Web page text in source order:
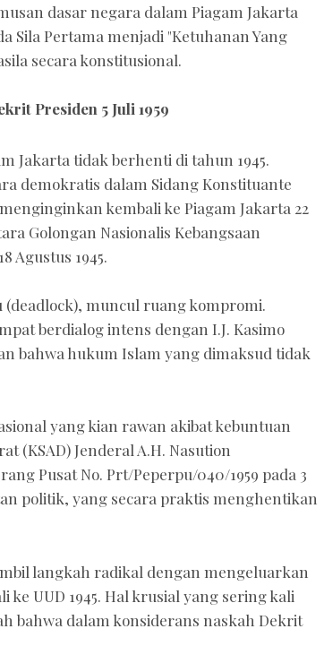
dasar negara dalam Piagam Jakarta
Sila Pertama menjadi "Ketuhanan Yang
secara konstitusional.
Presiden 5 Juli 1959
Jakarta tidak berhenti di tahun 1945.
demokratis dalam Sidang Konstituante
kembali ke Piagam Jakarta 22
Golongan Nasionalis Kebangsaan
Agustus 1945.
(deadlock), muncul ruang kompromi.
berdialog intens dengan I.J. Kasimo
bahwa hukum Islam yang dimaksud tidak
yang kian rawan akibat kebuntuan
(KSAD) Jenderal A.H. Nasution
Pusat No. Prt/Peperpu/040/1959 pada 3
politik, yang secara praktis menghentikan
langkah radikal dengan mengeluarkan
ke UUD 1945. Hal krusial yang sering kali
bahwa dalam konsiderans naskah Dekrit